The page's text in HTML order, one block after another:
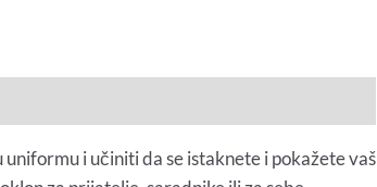
i učiniti da se istaknete i pokažete vaš